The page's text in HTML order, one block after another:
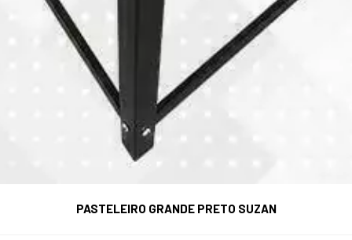
PASTELEIRO GRANDE PRETO SUZAN